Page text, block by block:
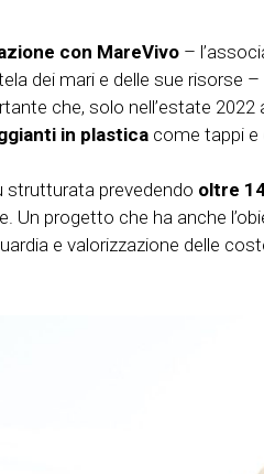
con MareVivo –
dei mari e delle sue risorse –
che, solo nell’estate
in plastica come tappi e
strutturata prevedendo oltre
Un progetto che ha anche
e valorizzazione delle